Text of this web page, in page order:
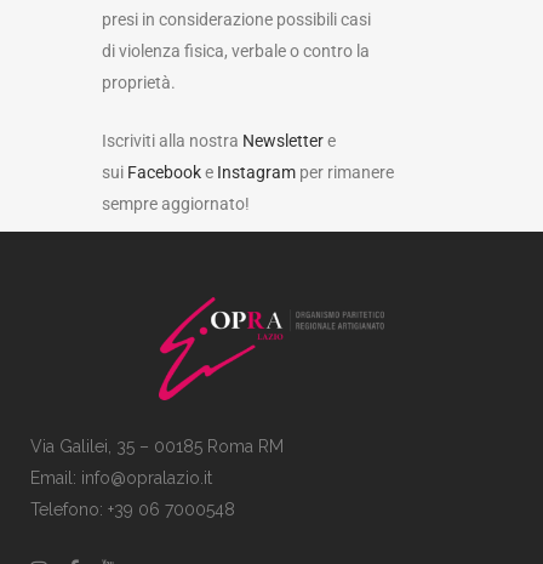
presi in considerazione possibili casi
di violenza fisica, verbale o contro la
proprietà.
Iscriviti alla nostra Newslettere
sui Facebooke Instagram per rimanere
sempre aggiornato!
Via Galilei, 35 – 00185 Roma RM
Email: info@opralazio.it
Telefono: +39 06 7000548